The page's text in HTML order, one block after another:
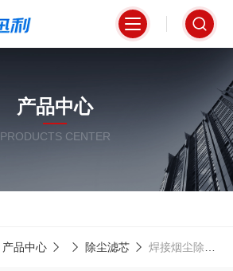
产品中心
PRODUCTS CENTER
产品中心 除尘滤芯 焊接烟尘除尘过滤器325*900阻燃覆膜滤芯